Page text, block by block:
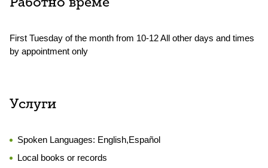
Работно време
First Tuesday of the month from 10-12 All other days and times
by appointment only
Услуги
Spoken Languages: English,Español
Local books or records